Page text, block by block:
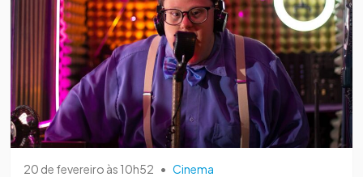
20 de fevereiro às 10h52 • Cinema